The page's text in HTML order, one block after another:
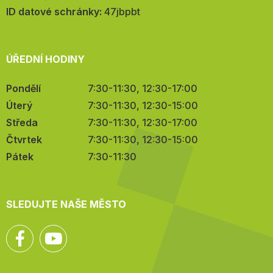
mail:
ID datové schránky: 47jbpbt
ÚŘEDNÍ HODINY
Pondělí
7:30-11:30, 12:30-17:00
Úterý
7:30-11:30, 12:30-15:00
Středa
7:30-11:30, 12:30-17:00
Čtvrtek
7:30-11:30, 12:30-15:00
Pátek
7:30-11:30
SLEDUJTE NAŠE MĚSTO
Facebook